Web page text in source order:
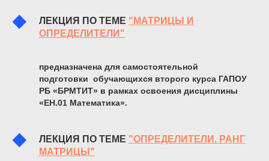
ЛЕКЦИЯ ПО ТЕМЕ "МАТРИЦЫ И
ОПРЕДЕЛИТЕЛИ"
предназначена для самостоятельной
подготовки обучающихся второго курса ГАПОУ
РБ «БРМТИТ» в рамках освоения дисциплины
«ЕН.01 Математика».
ЛЕКЦИЯ ПО ТЕМЕ "ОПРЕДЕЛИТЕЛИ. РАНГ
МАТРИЦЫ"